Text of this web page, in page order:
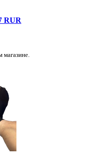
RUR
магазине.